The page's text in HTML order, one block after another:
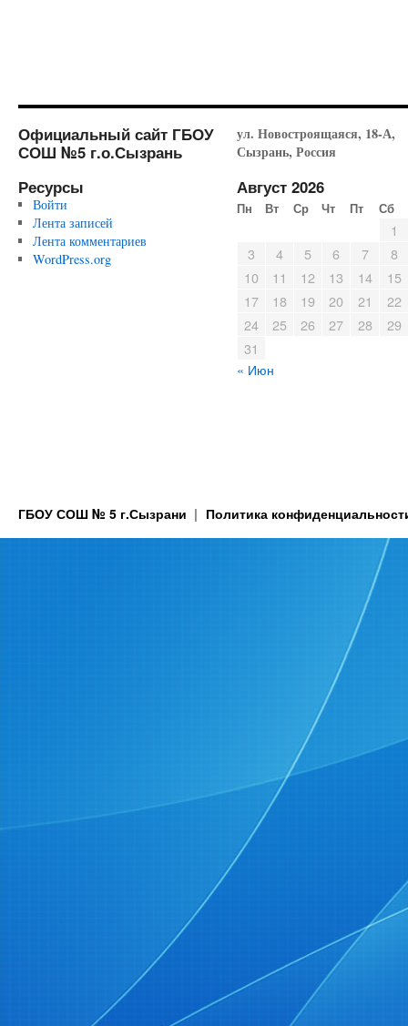
Официальный сайт ГБОУ
СОШ №5 г.о.Сызрань
Ресурсы
Войти
Лента записей
Лента комментариев
WordPress.org
ул. Новостроящаяся, 18-А,
Сызрань, Россия
Август 2026
Пн Вт Ср Чт Пт Сб
1
3
4 5 6 7
8
10
11 12 13 14
15
17
18 19 20 21
22
24
25 26 27 28
29
31
« Июн
ГБОУ СОШ № 5 г.Сызрани Политика